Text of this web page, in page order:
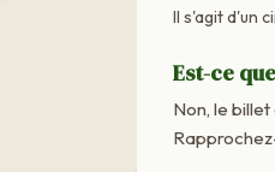
Il s'agit d'un
Est-ce
Non, le